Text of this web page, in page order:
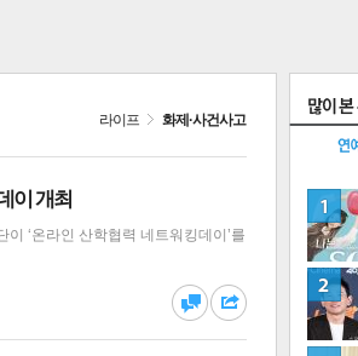
라이프 화제·사건사고
이 개최
‘온라인 산학협력 네트워킹데이’를